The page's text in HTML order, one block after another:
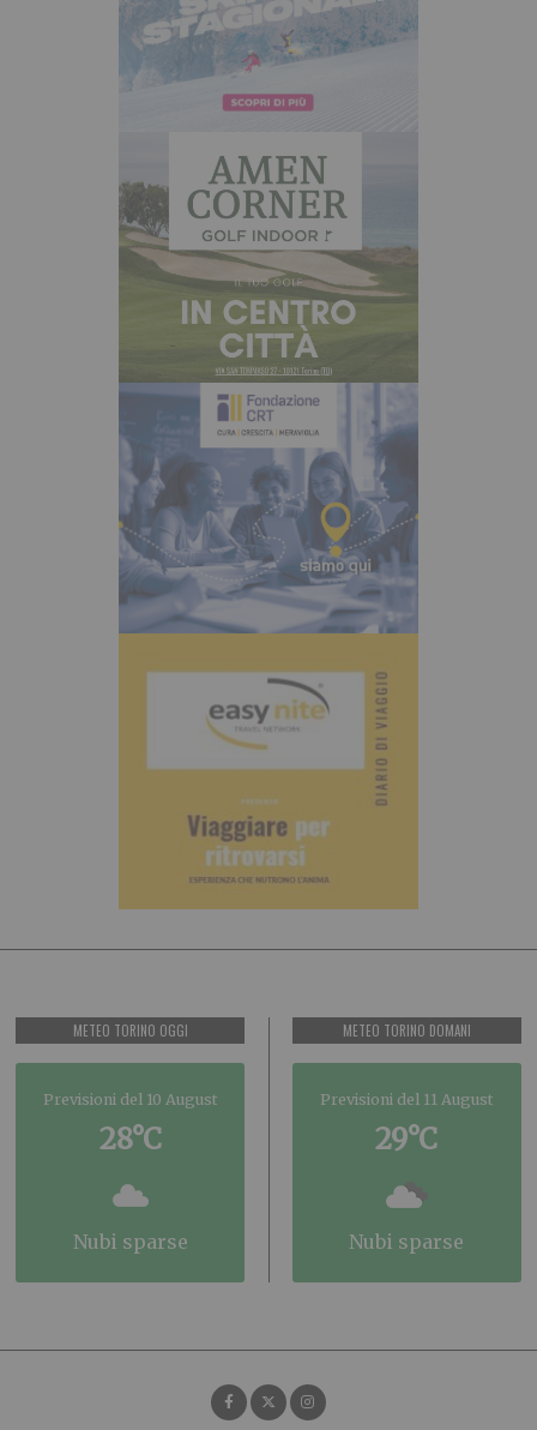
METEO TORINO OGGI
Previsioni del 10 August
28°C
nubi sparse
METEO TORINO DOMANI
Previsioni del 11 August
29°C
nubi sparse